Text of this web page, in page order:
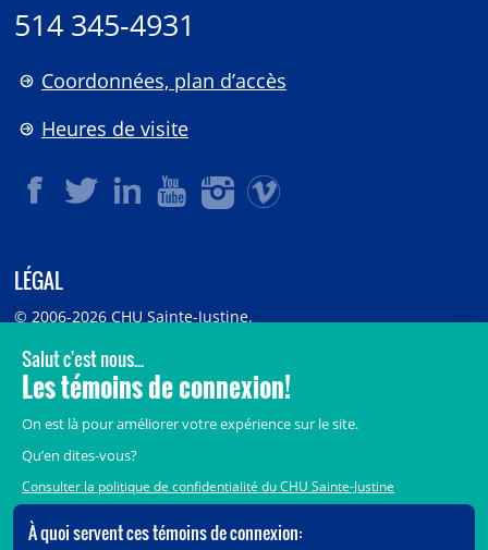
514 345-4931
Coordonnées, plan d’accès
Heures de visite
LÉGAL
© 2006-2026 CHU Sainte-Justine.
Avis légaux Confidentialité Sécurité
Crédits
Accès aux documents des organismes publics